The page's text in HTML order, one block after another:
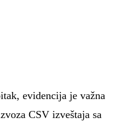
evidencija je važna
CSV izveštaja sa